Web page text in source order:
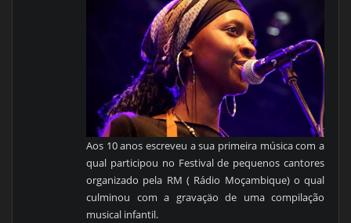
Aos 10 anos escreveu a sua primeira música com a
qual participou no Festival de pequenos cantores
organizado pela RM ( Rádio Moçambique) o qual
culminou com a gravaçäo de uma compilação
musical infantil.